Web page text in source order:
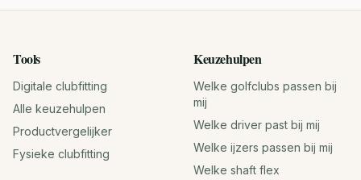
Tools
Digitale clubfitting
Alle keuzehulpen
Productvergelijker
Fysieke clubfitting
Keuzehulpen
Welke golfclubs passen bij
mij
Welke driver past bij mij
Welke ijzers passen bij mij
Welke shaft flex